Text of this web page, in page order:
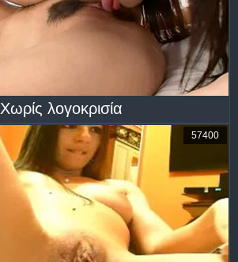
Χωρίς λογοκρισία
57400